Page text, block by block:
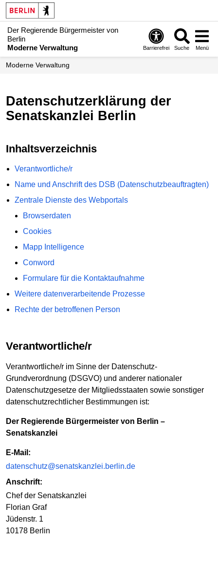
Der Regierende Bürgermeister von
Berlin
Moderne Verwaltung
Barrierefrei Suche Menü
Moderne Verwaltung
Datenschutzerklärung der
Senatskanzlei Berlin
Inhaltsverzeichnis
Verantwortliche/r
Name und Anschrift des DSB (Datenschutzbeauftragten)
Zentrale Dienste des Webportals
Browserdaten
Cookies
Mapp Intelligence
Conword
Formulare für die Kontaktaufnahme
Weitere datenverarbeitende Prozesse
Rechte der betroffenen Person
Verantwortliche/r
Verantwortliche/r im Sinne der Datenschutz-
Grundverordnung (DSGVO) und anderer nationaler
Datenschutzgesetze der Mitgliedsstaaten sowie sonstiger
datenschutzrechtlicher Bestimmungen ist:
Der Regierende Bürgermeister von Berlin –
Senatskanzlei
E-Mail:
datenschutz@senatskanzlei.berlin.de
Anschrift:
Chef der Senatskanzlei
Florian Graf
Jüdenstr. 1
10178 Berlin